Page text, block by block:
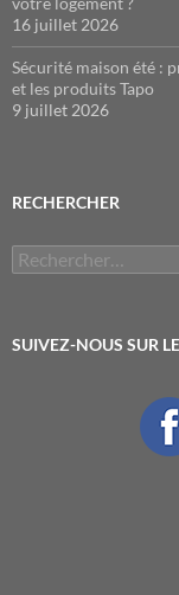
16 juillet 2026
Sécurité maison été :
et les produits Tapo
9 juillet 2026
RECHERCHER
Rechercher :
SUIVEZ-NOUS SUR